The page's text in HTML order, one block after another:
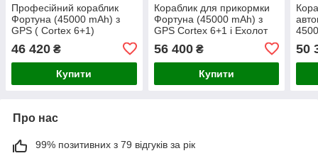
Професійний кораблик
Фортуна (45000 mAh) з
GPS ( Cortex 6+1)
46 420 ₴
Купити
Кораблик для прикормки
Фортуна (45000 mAh) з
GPS Cortex 6+1 і Ехолот
56 400₴
Купити
50
Про нас
99% позитивних з 79 відгуків за рік